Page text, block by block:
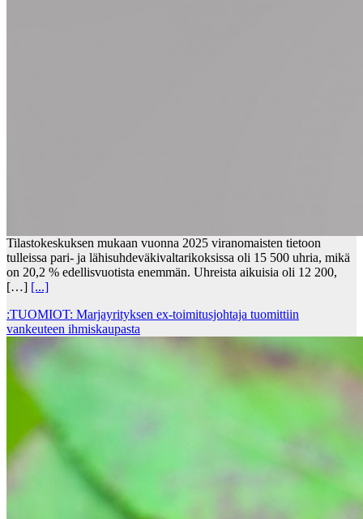
Tilastokeskuksen mukaan vuonna 2025 viranomaisten tietoon
tulleissa pari- ja lähisuhdeväkivaltarikoksissa oli 15 500 uhria, mikä
on 20,2 % edellisvuotista enemmän. Uhreista aikuisia oli 12 200,
[…] [...]
:TUOMIOT: Marjayrityksen ex-toimitusjohtaja tuomittiin
vankeuteen ihmiskaupasta